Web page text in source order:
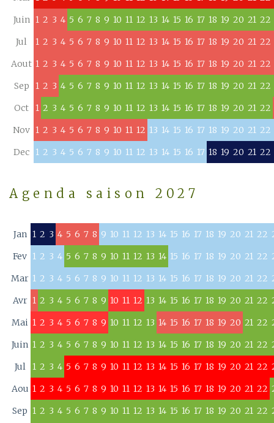
Juin 1 2 3 4 5 6 7 8 9 10 11 12 13 14 15 16 17 18 19 20 21 22
Jul
1 2 3 4 5 6 7 8 9 10 11 12 13 14 15 16 17 18 19 20 21 22
Aout 1 2 3 4 5 6 7 8 9 10 11 12 13 14 15 16 17 18 19 20 21 22
Sep
1 2 3 4 5 6 7 8 9 10 11 12 13 14 15 16 17 18 19 20 21 22
Oct
1 2 3 4 5 6 7 8 9 10 11 12 13 14 15 16 17 18 19 20 21 22
Nov 1 2 3 4 5 6 7 8 9 10 11 12 13 14 15 16 17 18 19 20 21 22
Dec
1 2 3 4 5 6 7 8 9 10 11 12 13 14 15 16 17 18 19 20 21 22
Agenda saison 2027
Jan 1 2 3 4 5 6 7 8 9 10 11 12 13 14 15 16 17 18 19 20 21 22
Fev 1 2 3 4 5 6 7 8 9 10 11 12 13 14 15 16 17 18 19 20 21 22
Mar 1 2 3 4 5 6 7 8 9 10 11 12 13 14 15 16 17 18 19 20 21 22
Avr 1 2 3 4 5 6 7 8 9 10 11 12 13 14 15 16 17 18 19 20 21 22
Mai 1 2 3 4 5 6 7 8 9 10 11 12 13 14 15 16 17 18 19 20 21 22
Juin 1 2 3 4 5 6 7 8 9 10 11 12 13 14 15 16 17 18 19 20 21 22
Jul
1 2 3 4 5 6 7 8 9 10 11 12 13 14 15 16 17 18 19 20 21 22
Aou 1 2 3 4 5 6 7 8 9 10 11 12 13 14 15 16 17 18 19 20 21 22
Sep 1 2 3 4 5 6 7 8 9 10 11 12 13 14 15 16 17 18 19 20 21 22